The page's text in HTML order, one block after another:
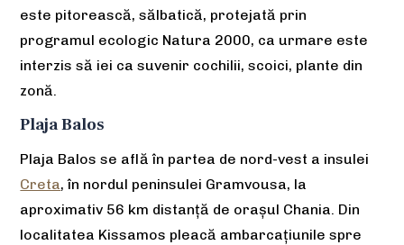
este pitorească, sălbatică, protejată prin
programul ecologic Natura 2000, ca urmare este
interzis să iei ca suvenir cochilii, scoici, plante din
zonă.
Plaja Balos
Plaja Balos se află în partea de nord-vest a insulei
Creta, în nordul peninsulei Gramvousa, la
aproximativ 56 km distanță de orașul Chania. Din
localitatea Kissamos pleacă ambarcațiunile spre